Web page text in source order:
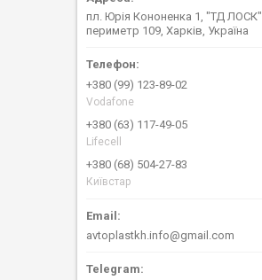
пл. Юрія Кононенка 1, "ТД ЛОСК",
периметр 109, Харків, Україна
+380 (99) 123-89-02
Vodafone
+380 (63) 117-49-05
Lifecell
+380 (68) 504-27-83
Київстар
avtoplastkh.info@gmail.com